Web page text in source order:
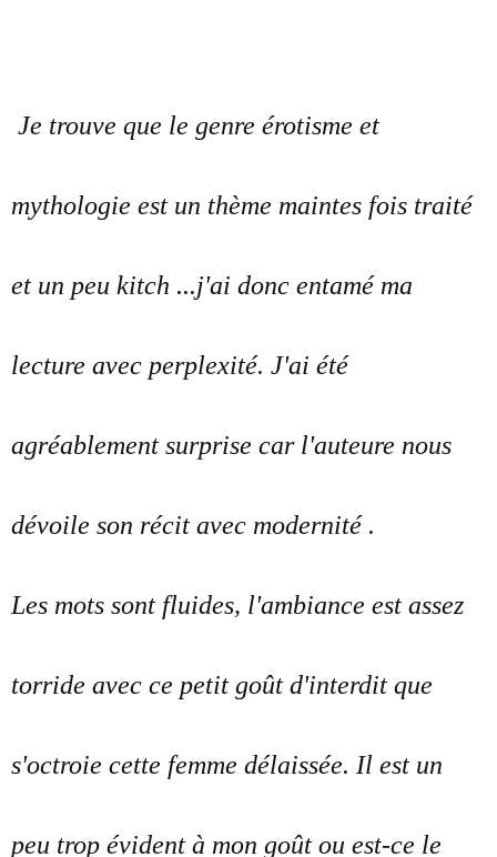
Je trouve que le genre érotisme et
mythologie est un thème maintes fois traité
et un peu kitch ...j'ai donc entamé ma
lecture avec perplexité. J'ai été
agréablement surprise car l'auteure nous
dévoile son récit avec modernité .
Les mots sont fluides, l'ambiance est assez
torride avec ce petit goût d'interdit que
s'octroie cette femme délaissée. Il est un
peu trop évident à mon goût ou est-ce le